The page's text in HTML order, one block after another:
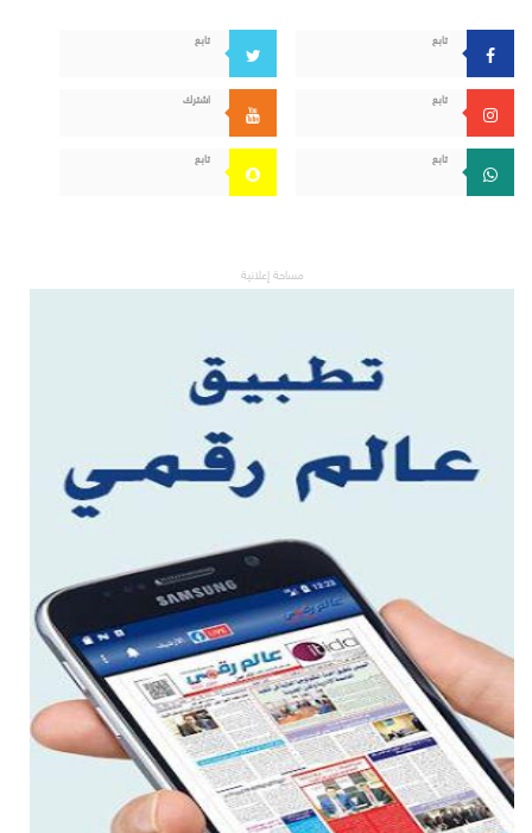
تابع تابع
تابع اشترك
تابع تابع
مساحة إعلانية